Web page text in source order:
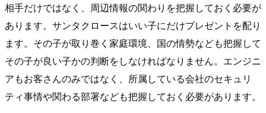
相手だけではなく、周辺情報の関わりを把握しておく必要が
あります。サンタクロースはいい子にだけプレゼントを配り
ます。その子が取り巻く家庭環境、国の情勢なども把握して
その子が良い子かの判断をしなければなりません。エンジニ
アもお客さんのみではなく、所属している会社のセキュリ
ティ事情や関わる部署なども把握しておく必要があります。